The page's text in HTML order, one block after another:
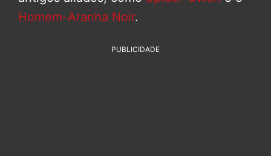
Homem-Aranha Noir.
PUBLICIDADE